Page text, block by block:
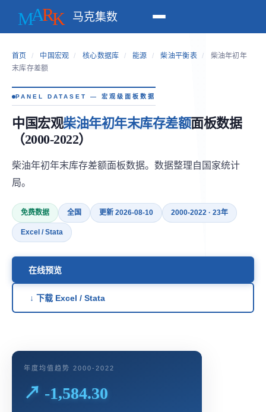
马克集数
首页 / 中国宏观 / 核心数据库 / 能源 / 柴油平衡表 /
柴油年初年
末库存差额
PANEL DATASET — 宏观级面板数据
中国宏观柴油年初年末库存差额面板数据
（2000-2022）
柴油年初年末库存差额面板数据。数据整理自国家统计
局。
免费数据 全国 更新 2026-08-10 2000-2022 · 23年
Excel / Stata
在线预览
↓ 下载 Excel / Stata
年度均值趋势 2000-2022
↗ -1,584.30